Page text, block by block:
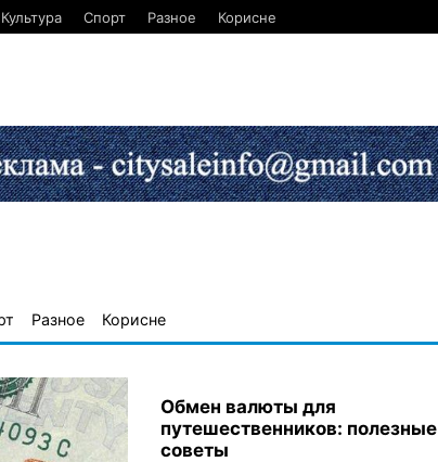
Культура Спорт Разное Корисне
Разное Корисне
Обмен валюты для
путешественников: полезные
советы